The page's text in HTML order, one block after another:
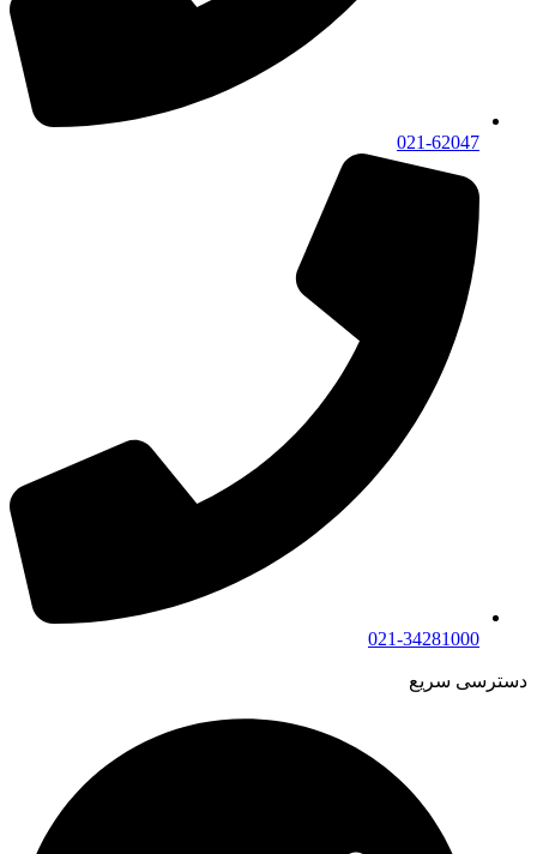
021-62047
021-34281000
دسترسی سریع